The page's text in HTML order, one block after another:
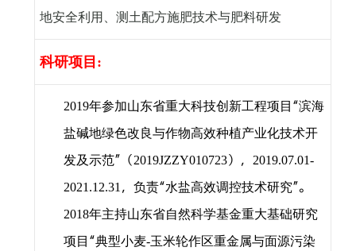
地安全利用、测土配方施肥技术与肥料研发
科研项目 :
2019年参加山东省重大科技创新工程项目“滨海
盐碱地绿色改良与作物高效种植产业化技术开
发及示范”（2019JZZY010723），
2019.07.01-
2021.12.31，负责“水盐高效调控技术研究”。
2018年主持山东省自然科学基金重大基础研究
项目“典型小麦-玉米轮作区重金属与面源污染